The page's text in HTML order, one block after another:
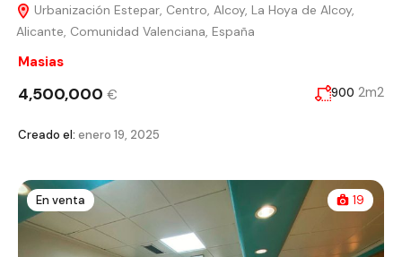
Urbanización Estepar, Centro, Alcoy, La Hoya de Alcoy,
Alicante, Comunidad Valenciana, España
Masias
4,500,000 € 900 2m2
Creado el: enero 19, 2025
En venta 19